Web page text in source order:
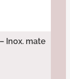
Inox. mate